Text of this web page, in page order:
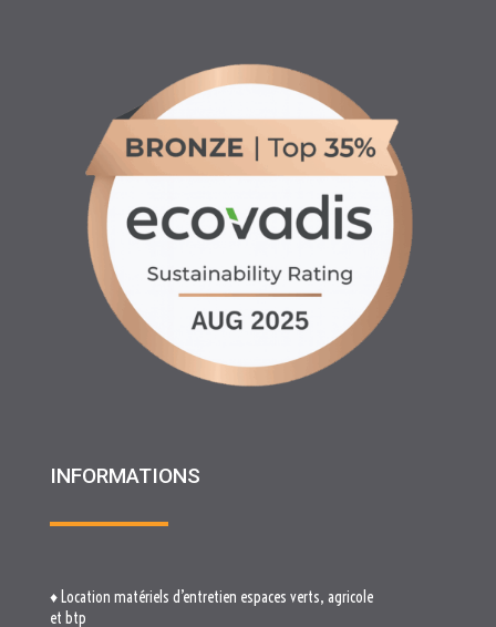
INFORMATIONS
♦ Partenariats
♦ Recrutement
♦ Materiels BTP , Recyclage Environnement MEDIMAT